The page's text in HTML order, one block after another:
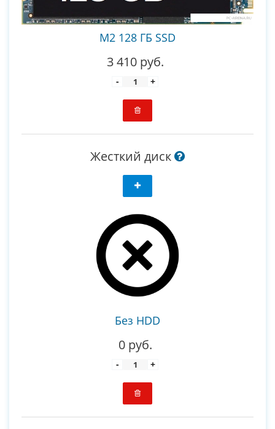
М2 128 ГБ SSD
3 410 руб.
- +
Жесткий диск
Без HDD
0 руб.
- +